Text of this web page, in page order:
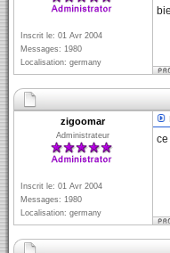
Inscrit le: 01 Avr 2004
Messages: 1980
Localisation: germany
zigoomar
Administrateur
Inscrit le: 01 Avr 2004
Messages: 1980
Localisation: germany
ce